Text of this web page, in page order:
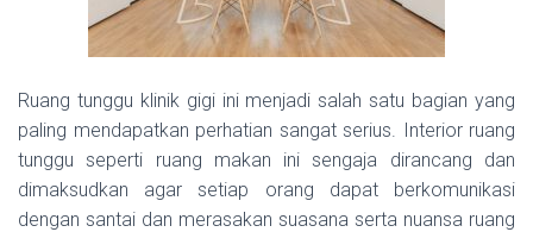
Ruang tunggu klinik gigi ini menjadi salah satu bagian yang
paling mendapatkan perhatian sangat serius. Interior ruang
tunggu seperti ruang makan ini sengaja dirancang dan
dimaksudkan agar setiap orang dapat berkomunikasi
dengan santai dan merasakan suasana serta nuansa ruang